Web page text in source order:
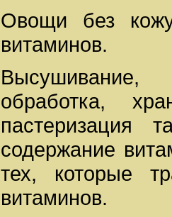
Овощи без
витаминов.
Высушивание,
обработка,
пастеризация
содержание
тех, которые
витаминов.